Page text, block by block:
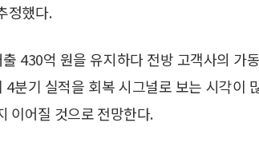
정했다.
430억 원을 유지하다 전방 고객사의 가
분기 실적을 회복 시그널로 보는 시각이
이어질 것으로 전망한다.